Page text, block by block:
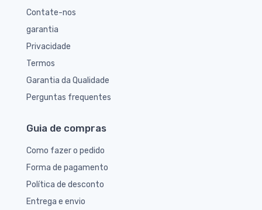
Contate-nos
garantia
Privacidade
Termos
Garantia da Qualidade
Perguntas frequentes
Guia de compras
Como fazer o pedido
Forma de pagamento
Política de desconto
Entrega e envio